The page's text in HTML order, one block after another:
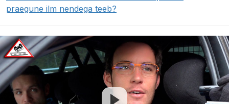
praegune ilm nendega teeb?